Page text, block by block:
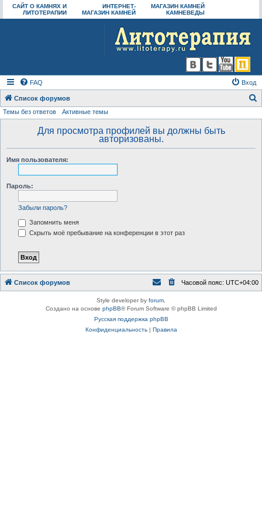
САЙТ О КАМНЯХ И
ЛИТОТЕРАПИИ
ИНТЕРНЕТ-
МАГАЗИН КАМНЕЙ
МАГАЗИН КАМНЕЙ
КАМНЕВЕДЫ
FAQ Вход
Список форумов
Темы без ответов Активные темы
Для просмотра профилей вы должны быть
авторизованы.
Имя пользователя:
Пароль:
Забыли пароль?
Запомнить меня
Скрыть моё пребывание на конференции в этот раз
Список форумов Часовой пояс: UTC+04:00
Style developer by forum,
Создано на основе phpBB® Forum Software © phpBB Limited
Русская поддержка phpBB
Конфиденциальность| Правила